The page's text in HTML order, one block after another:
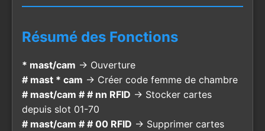
Résumé des Fonctions
* mast/cam → Ouverture
# mast * cam → Créer code femme de chambre
# mast/cam # # nn RFID → Stocker cartes
depuis slot 01-70
# mast/cam # # 00 RFID → Supprimer cartes